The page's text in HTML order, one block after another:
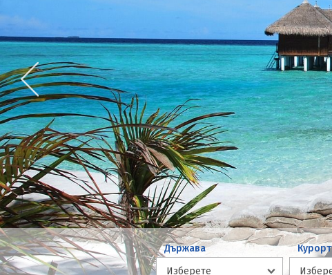
Държава Курорт